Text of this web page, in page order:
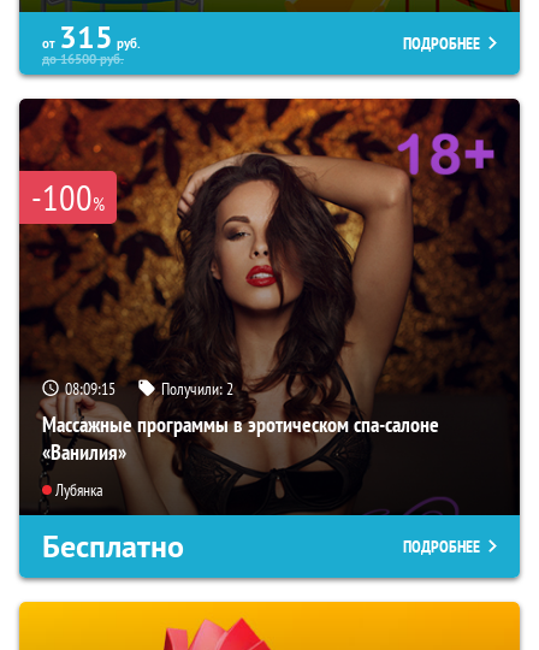
от 315 руб.
до16500руб.
ПОДРОБНЕЕ
-100%
08:09:14 Получили:2
Массажные программы в эротическом спа-салоне
«Ванилия»
Лубянка
Бесплатно ПОДРОБНЕЕ